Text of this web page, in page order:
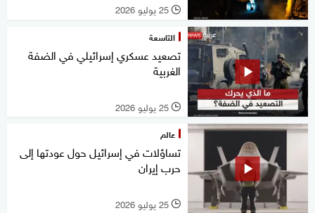
l 25 يوليو 2026
التاسعة
تصعيد عسكري إسرائيلي في الضفة
الغربية
l 25 يوليو 2026
عالم
تساؤلات في إسرائيل حول عودتها إلى
حرب إيران
l 25 يوليو 2026